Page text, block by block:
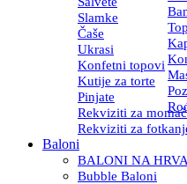
Slamke
Čaše
Ukrasi
Konfetni topovi
Kutije za torte
Pinjate
Rekviziti za
Rekviziti za
Baloni
BALONI NA
Bubble Baloni